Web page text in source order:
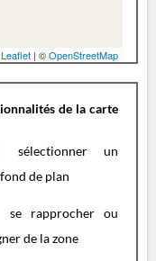
Leaflet | ©OpenStreetMap
de la carte
sélectionner un
de plan
se rapprocher ou
de la zone